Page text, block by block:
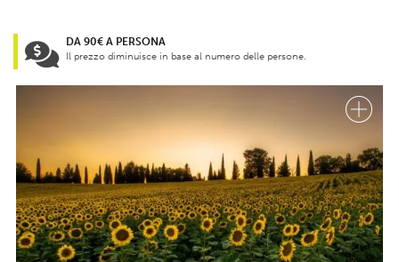
DA 90€ A PERSONA
Il prezzo diminuisce in base al numero delle persone.